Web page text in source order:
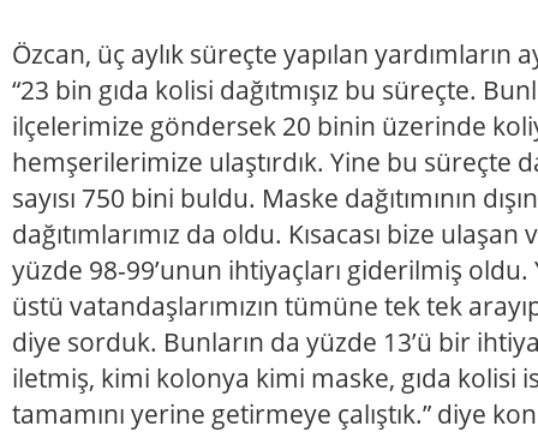
Özcan, üç aylık süreçte yapılan yardımların
“23 bin gıda kolisi dağıtmışız bu süreçte.
ilçelerimize göndersek 20 binin üzerinde
hemşerilerimize ulaştırdık. Yine bu süreçte
sayısı 750 bini buldu. Maske dağıtımının
dağıtımlarımız da oldu. Kısacası bize ulaşan
yüzde 98-99’unun ihtiyaçları giderilmiş
üstü vatandaşlarımızın tümüne tek tek arayıp
diye sorduk. Bunların da yüzde 13’ü bir
iletmiş, kimi kolonya kimi maske, gıda kolisi
tamamını yerine getirmeye çalıştık.” diye